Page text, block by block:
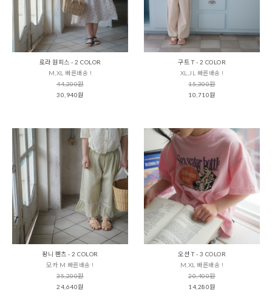
로라 원피스 - 2 COLOR
M,XL 빠른배송 !
44,200원
30,940원
구트 T - 2 COLOR
XL,JL 빠른배송 !
15,300원
10,710원
팡니 팬츠 - 2 COLOR
모카 M 빠른배송 !
35,200원
24,640원
오션 T - 3 COLOR
M,XL 빠른배송 !
20,400원
14,280원